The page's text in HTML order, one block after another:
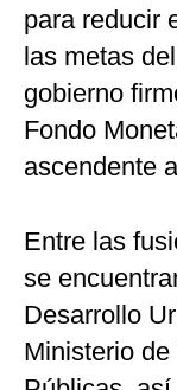
para reducir
las metas
gobierno
Fondo
ascendente
Entre las
se
Desarrollo
Ministerio